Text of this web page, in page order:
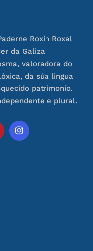
Roxín Roxal
da Galiza
valoradora do
da súa lingua
patrimonio.
e plural.